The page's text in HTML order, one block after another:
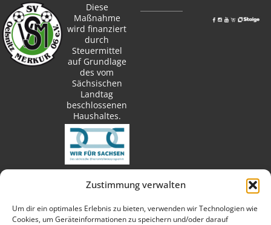
Zustimmung verwalten
Um dir ein optimales Erlebnis zu bieten, verwenden wir Technologien wie
Cookies, um Geräteinformationen zu speichern und/oder darauf
Diese
Maßnahme
wird finanziert
durch
Steuermittel
auf Grundlage
des vom
Sächsischen
Landtag
beschlossenen
Haushaltes.
techn. Umsetzung: